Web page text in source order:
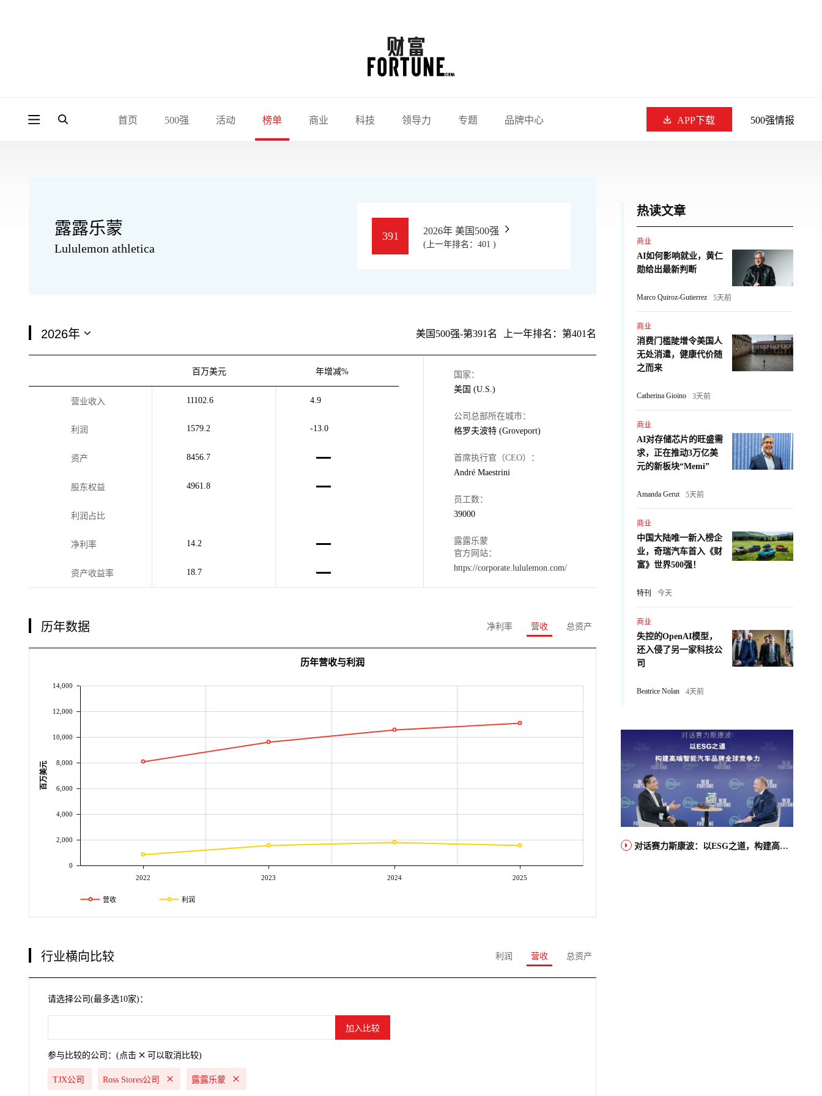
首页 500强 活动 榜单 商业 科技 领导力 专题 品牌中心 APP下载 500强情报
露露乐蒙
Lululemon athletica
391 2026年 美国500强
(上一年排名：401 )
美国500强-第391名 上一年排名：第401名
百万美元 年增减%
营业收入 11102.6 4.9
利润 1579.2 -13.0
资产 8456.7
股东权益 4961.8
利润占比
净利率 14.2
资产收益率 18.7
国家：
美国 (U.S.)
公司总部所在城市：
格罗夫波特 (Groveport)
首席执行官（CEO）：
André Maestrini
员工数：
39000
露露乐蒙
官方网站：
https://corporate.lululemon.com/
历年数据 净利率 营收 总资产
2022 2023 2024 2025
0
2,000
4,000
6,000
8,000
10,000
12,000
14,000
百万美元
历年营收与利润
营收 利润
行业横向比较 利润 营收 总资产
请选择公司(最多选10家)：
参与比较的公司：(点击 可以取消比较)
TJX公司 Ross Stores公司 露露乐蒙
热读文章
商业
AI如何影响就业，黄仁
勋给出最新判断
Marco Quiroz-Gutierrez 5天前
商业
消费门槛陡增令美国人
无处消遣，健康代价随
之而来
Catherina Gioino 3天前
商业
AI对存储芯片的旺盛需
求，正在推动3万亿美
元的新板块“Memi”
Amanda Gerut 5天前
商业
中国大陆唯一新入榜企
业，奇瑞汽车首入《财
富》世界500强！
特刊 今天
商业
失控的OpenAI模型，
还入侵了另一家科技公
司
Beatrice Nolan 4天前
对话赛力斯康波：以ESG之道，构建高端智能汽车品牌全球竞争力